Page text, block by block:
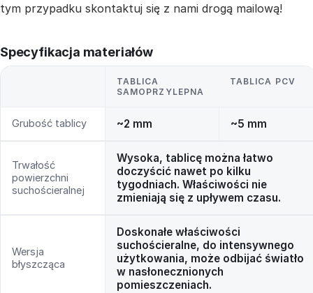
tym przypadku skontaktuj się z nami drogą mailową!
Specyfikacja materiałów
TABLICA
SAMOPRZYLEPNA
TABLICA PCV
Grubość tablicy ~2 mm ~5 mm
Trwałość
powierzchni
suchościeralnej
Wysoka, tablicę można łatwo
doczyścić nawet po kilku
tygodniach. Właściwości nie
zmieniają się z upływem czasu.
Wersja
błyszcząca
Doskonałe właściwości
suchościeralne, do intensywnego
użytkowania, może odbijać światło
w nasłonecznionych
pomieszczeniach.